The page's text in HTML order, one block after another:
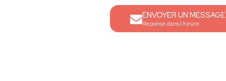
ENVOYER UN MESSAGE
Réponse dans l'heure